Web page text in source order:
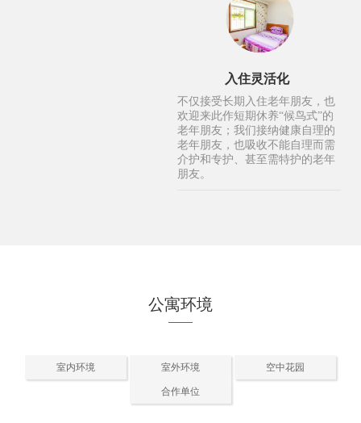
入住灵活化
不仅接受长期入住老年朋友，也
欢迎来此作短期休养“候鸟式”的
老年朋友；我们接纳健康自理的
老年朋友，也吸收不能自理而需
介护和专护、甚至需特护的老年
朋友。
公寓环境
室内环境 室外环境 空中花园
合作单位